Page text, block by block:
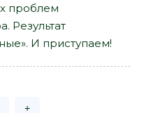
проблем
Результат
И приступаем!
+